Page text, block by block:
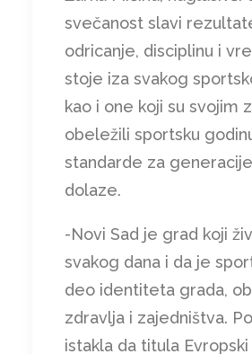
svečanost slavi
odricanje, disciplinu i
stoje iza svakog
kao i one koji su svojim
obeležili sportsku
standarde za
dolaze.
-Novi Sad je grad koji
svakog dana i da je
deo identiteta grada,
zdravlja i zajedništva.
istakla da titula Evropski